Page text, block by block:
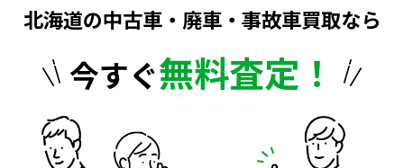
北海道の中古車・廃車・事故車買取なら
今すぐ無料査定！